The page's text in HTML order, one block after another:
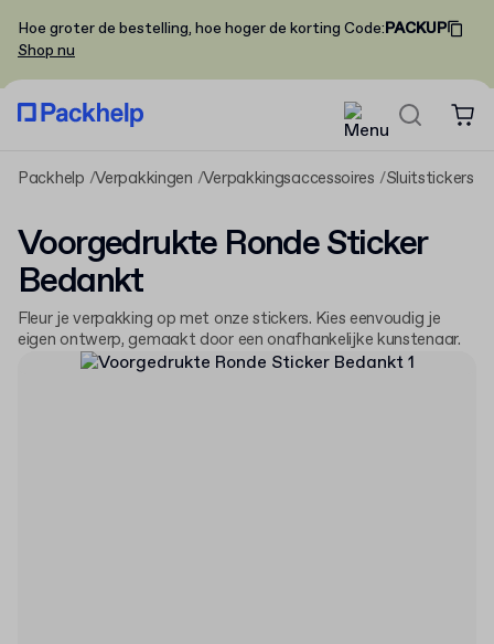
Hoe groter de bestelling, hoe hoger de korting Code:PACKUP
Shop nu
Packhelp Verpakkingen Verpakkingsaccessoires Sluitstickers
Voorgedrukte Ronde Sticker
Bedankt
Fleur je verpakking op met onze stickers. Kies eenvoudig je
eigen ontwerp, gemaakt door een onafhankelijke kunstenaar.